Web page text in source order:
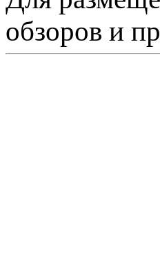
обзоров и